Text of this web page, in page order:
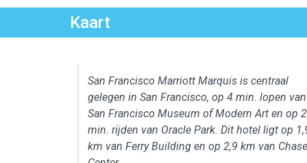
Kaart
San Francisco Marriott Marquis is centraal
gelegen in San Francisco, op 4 min. lopen van
San Francisco Museum of Modern Art en op 2
min. rijden van Oracle Park. Dit hotel ligt op
km van Ferry Building en op 2,9 km van Chase